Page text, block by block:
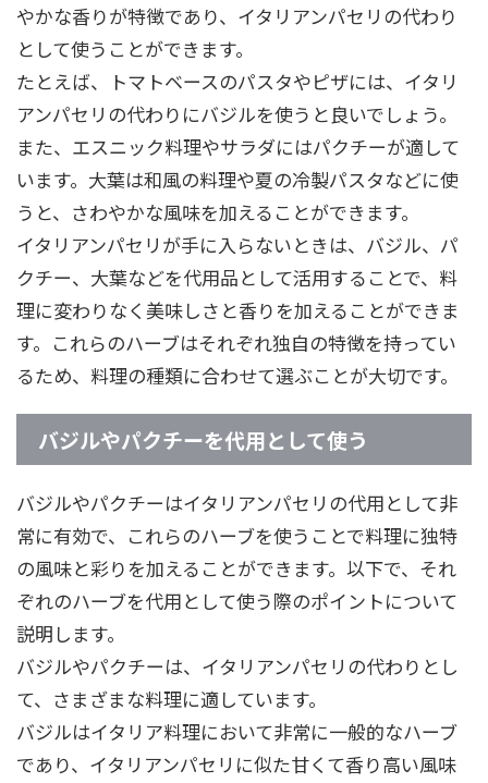
やかな香りが特徴であり、イタリアンパセリの代わり
として使うことができます。
たとえば、トマトベースのパスタやピザには、イタリ
アンパセリの代わりにバジルを使うと良いでしょう。
また、エスニック料理やサラダにはパクチーが適して
います。大葉は和風の料理や夏の冷製パスタなどに使
うと、さわやかな風味を加えることができます。
イタリアンパセリが手に入らないときは、バジル、パ
クチー、大葉などを代用品として活用することで、料
理に変わりなく美味しさと香りを加えることができま
す。これらのハーブはそれぞれ独自の特徴を持ってい
るため、料理の種類に合わせて選ぶことが大切です。
バジルやパクチーを代用として使う
バジルやパクチーはイタリアンパセリの代用として非
常に有効で、これらのハーブを使うことで料理に独特
の風味と彩りを加えることができます。以下で、それ
ぞれのハーブを代用として使う際のポイントについて
説明します。
バジルやパクチーは、イタリアンパセリの代わりとし
て、さまざまな料理に適しています。
バジルはイタリア料理において非常に一般的なハーブ
であり、イタリアンパセリに似た甘くて香り高い風味